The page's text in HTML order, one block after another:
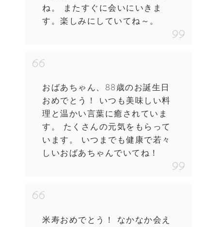
ね。 またすぐに会いにいきま
す。楽しみにしていてね～。
おばあちゃん、88歳のお誕生日
おめでとう！ いつも美味しい料
理と温かい言葉に癒されていま
す。 たくさんの元気をもらって
います。 いつまでも健康で若々
しいおばあちゃんでいてね！
米寿おめでとう！ なかなか会え